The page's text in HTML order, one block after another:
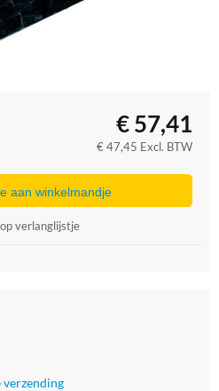
€57,41
€47,45 Excl. BTW
aan winkelmandje
verlanglijstje